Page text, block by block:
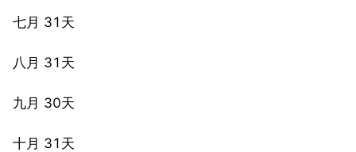
七月 31天
八月 31天
九月 30天
十月 31天